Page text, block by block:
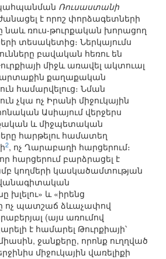
Ռուսաստանի
է որոշ փորձագետների
նաև ռուս-թուրքական խորացող
տեսակետից։ Ներկայումս
բավական հեռու են
միջև առավել ակտուալ
արտաքին քաղաքական
համարվելուց։ Նման
չկա ոչ Իրանի միջուկային
Ասիայում վերջերս
և միջպետական
հարթելու համատեղ
2, ոչ Ղարաբաղի հարցերում։
հարցերում բարձրացել է
կողմերի կասկածամտության
խլելու» և «իրենց
ոչ պատշաճ ձևաչափով
(այս առումով
է համարել Թուրքիայի՝
ջանքերը, որոնք ուղղված
միջուկային վառելիքի